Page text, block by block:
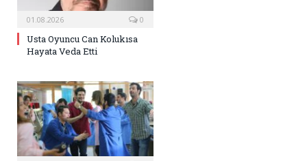
01.08.2026 0
Usta Oyuncu Can Kolukısa
Hayata Veda Etti